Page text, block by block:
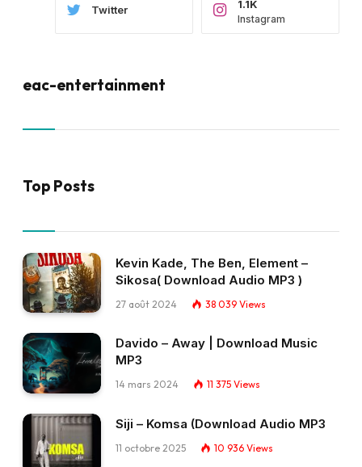
Twitter
Instagram
1.1K
eac-entertainment
Top Posts
Kevin Kade, The Ben, Element –
Sikosa( Download Audio MP3 )
27 août 2024 38 039 Views
Davido – Away | Download Music
MP3
14 mars 2024 11 375 Views
Siji – Komsa (Download Audio MP3
11 octobre 2025 10 936 Views